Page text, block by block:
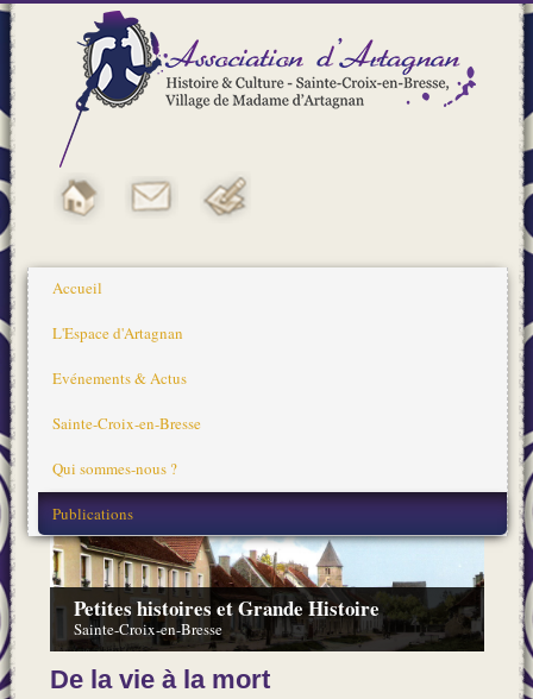
Accueil
L'Espace d'Artagnan
Evénements & Actus
Sainte-Croix-en-Bresse
Qui sommes-nous ?
Publications
Petites histoires et Grande Histoire
Sainte-Croix-en-Bresse
De la vie à la mort